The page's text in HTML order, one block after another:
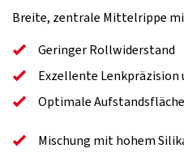
Breite, zentrale Mittelrippe
Geringer Rollwiderstand
Exzellente Lenkpräzision
Optimale
Mischung mit hohem